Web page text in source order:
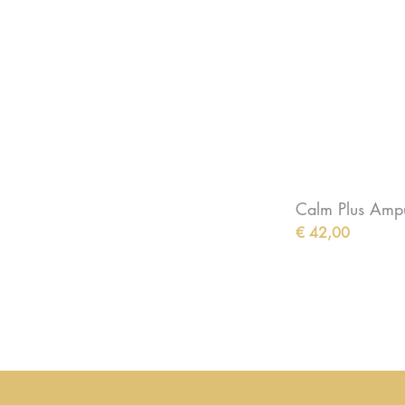
Calm Plus
Prijs
€ 42,00